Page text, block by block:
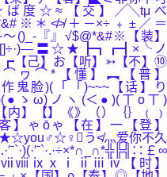
度☆≈【交】╱╲tμべ
＊≮≯＋－×÷﹢±／＝
()_-『』√$@*&#※【装】
〓☆★┣┓┏┫×╰ノ
】お【听】➳【不】⑩
ヮ⌒*【懂】︻【普】
脸)(「「)~~~【话】り
ゝω)ノヽ(＜●)(ㄒoㄒ)
【】《》（）｛｝﹙﹚
客】ゃōゃ【在】一【登】
う≮灬爱你不久
￡∞
ⅴⅵⅶⅷⅸⅹⅰⅱⅲⅳ【时】